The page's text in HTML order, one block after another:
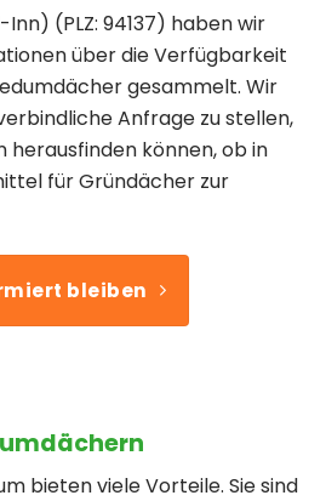
(PLZ: 94137) haben wir
über die Verfügbarkeit
gesammelt. Wir
Anfrage zu stellen,
können, ob in
für Gründächer zur
bleiben
bieten viele Vorteile. Sie sind